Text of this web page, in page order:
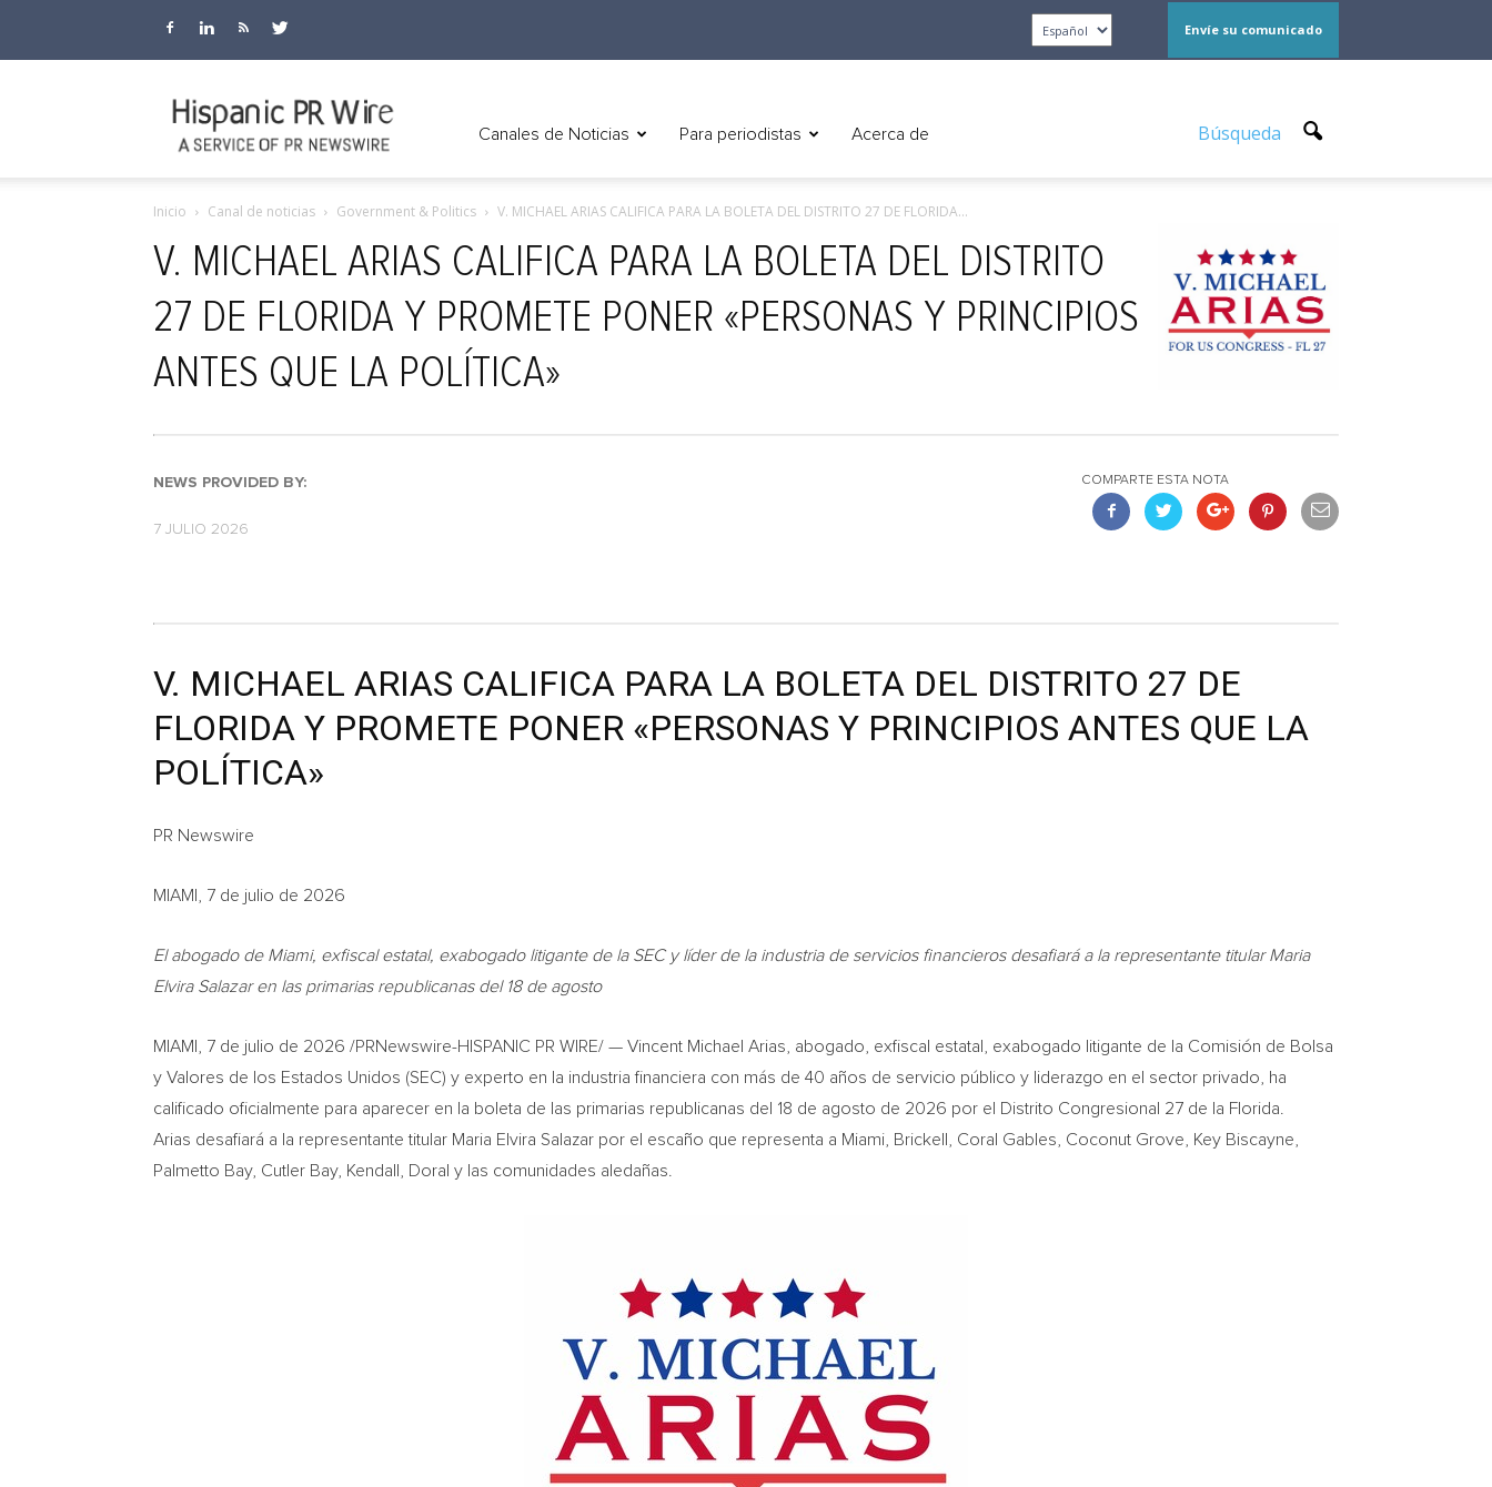
Envíe su comunicado
Wire
Canales de Noticias Para periodistas Acerca de Búsqueda
Inicio Canal de noticias Government & Politics V. MICHAEL ARIAS CALIFICA PARA LA BOLETA DEL DISTRITO 27 DE FLORIDA...
V. MICHAEL ARIAS CALIFICA PARA LA BOLETA DEL DISTRITO
27 DE FLORIDA Y PROMETE PONER «PERSONAS Y PRINCIPIOS
ANTES QUE LA POLÍTICA»
NEWS PROVIDED BY:
7 JULIO 2026
COMPARTE ESTA NOTA
V. MICHAEL ARIAS CALIFICA PARA LA BOLETA DEL DISTRITO 27 DE
FLORIDA Y PROMETE PONER «PERSONAS Y PRINCIPIOS ANTES QUE LA
POLÍTICA»
PR Newswire
MIAMI, 7 de julio de 2026
El abogado de Miami, exfiscal estatal, exabogado litigante de la SEC y líder de la industria de servicios financieros desafiará a la representante titular Maria
Elvira Salazar en las primarias republicanas del 18 de agosto
MIAMI 7 de julio de 2026 /PRNewswire-HISPANIC PR WIRE/ — Vincent Michael Arias, abogado, exfiscal estatal, exabogado litigante de la Comisión de Bolsa
y Valores de los Estados Unidos (SEC) y experto en la industria financiera con más de 40 años de servicio público y liderazgo en el sector privado, ha
calificado oficialmente para aparecer en la boleta de las primarias republicanas del 18 de agosto de 2026 por el Distrito Congresional 27 de la Florida.
Arias desafiará a la representante titular Maria Elvira Salazar por el escaño que representa a Miami, Brickell, Coral Gables, Coconut Grove, Key Biscayne,
Palmetto Bay, Cutler Bay, Kendall, Doral y las comunidades aledañas.